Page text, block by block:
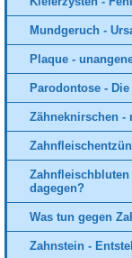
Mundgeruch -
Plaque -
Parodontose -
Zähneknirschen -
dagegen?
Was tun gegen
Zahnstein -